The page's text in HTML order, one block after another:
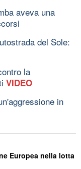
aveva una
del Sole:
la
VIDEO
in
Europea nella lotta